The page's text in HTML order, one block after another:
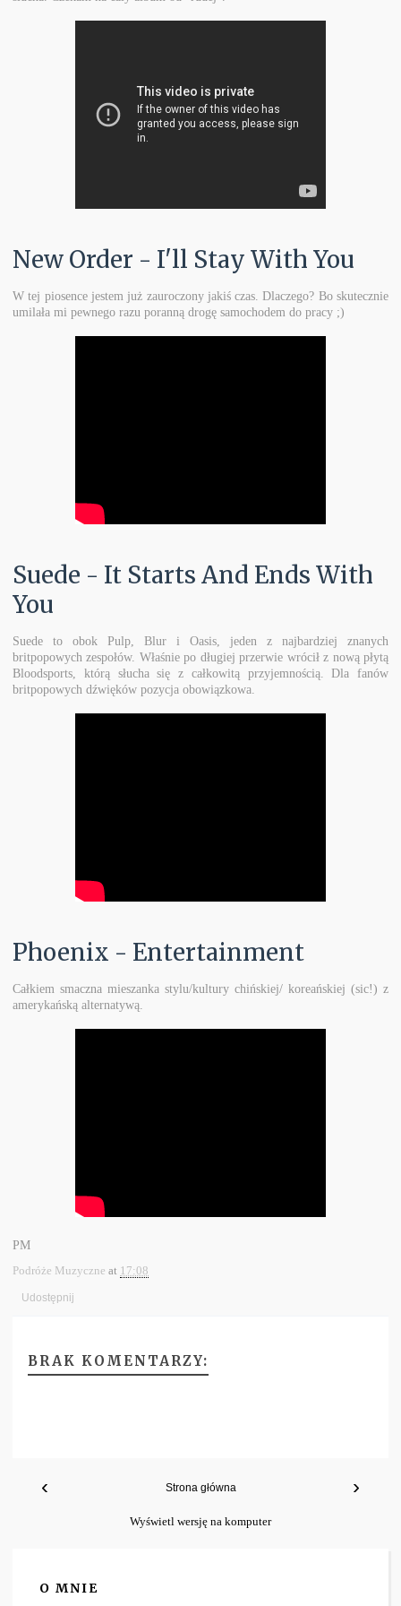
New Order - I'll Stay With You
W tej piosence jestem już zauroczony jakiś czas. Dlaczego? Bo skutecznie
umilała mi pewnego razu poranną drogę samochodem do pracy ;)
Suede - It Starts And Ends With
You
Suede to obok Pulp, Blur i Oasis, jeden z najbardziej znanych
britpopowych zespołów. Właśnie po długiej przerwie wrócił z nową płytą
Bloodsports, którą słucha się z całkowitą przyjemnością. Dla fanów
britpopowych dźwięków pozycja obowiązkowa.
Phoenix - Entertainment
Całkiem smaczna mieszanka stylu/kultury chińskiej/ koreańskiej (sic!) z
amerykańską alternatywą.
PM
Podróże Muzyczne at 17:08
Udostępnij
BRAK KOMENTARZY:
‹ ›
Strona główna
Wyświetl wersję na komputer
O MNIE